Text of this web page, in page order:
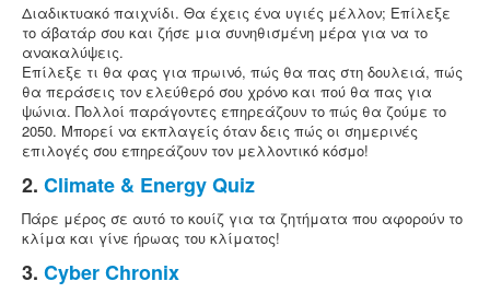
Διαδικτυακό παιχνίδι. Θα έχεις ένα υγιές μέλλον; Επίλεξε
το άβατάρ σου και ζήσε μια συνηθισμένη μέρα για να το
ανακαλύψεις.
Επίλεξε τι θα φας για πρωινό, πώς θα πας στη δουλειά, πώς
θα περάσεις τον ελεύθερό σου χρόνο και πού θα πας για
ψώνια. Πολλοί παράγοντες επηρεάζουν το πώς θα ζούμε το
2050. Μπορεί να εκπλαγείς όταν δεις πώς οι σημερινές
επιλογές σου επηρεάζουν τον μελλοντικό κόσμο!
2. Climate & Energy Quiz
Πάρε μέρος σε αυτό το κουίζ για τα ζητήματα που αφορούν το
κλίμα και γίνε ήρωας του κλίματος!
3. Cyber Chronix